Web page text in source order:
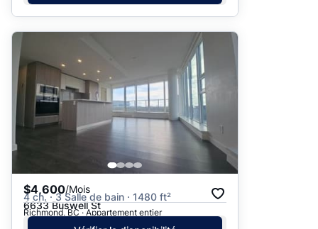
$4,600/Mois
4 ch. · 3 Salle de bain · 1480 ft²
6633 Buswell St
Richmond, BC · Appartement entier